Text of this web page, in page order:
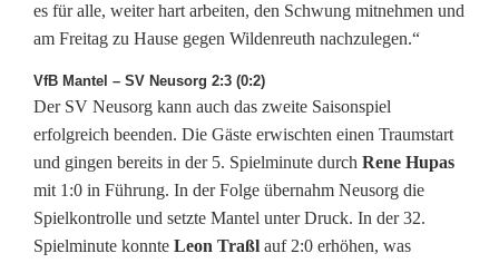
es für alle, weiter hart arbeiten, den Schwung mitnehmen und
am Freitag zu Hause gegen Wildenreuth nachzulegen.“
VfB Mantel – SV Neusorg 2:3 (0:2)
Der SV Neusorg kann auch das zweite Saisonspiel
erfolgreich beenden. Die Gäste erwischten einen Traumstart
und gingen bereits in der 5. Spielminute durch Rene Hupas
mit 1:0 in Führung. In der Folge übernahm Neusorg die
Spielkontrolle und setzte Mantel unter Druck. In der 32.
Spielminute konnte Leon Traßl auf 2:0 erhöhen, was